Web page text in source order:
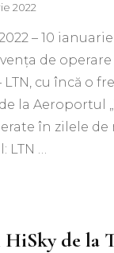
2022
– 10
de
cu încă o
la Aeroportul
în zilele de
LTN …
de la